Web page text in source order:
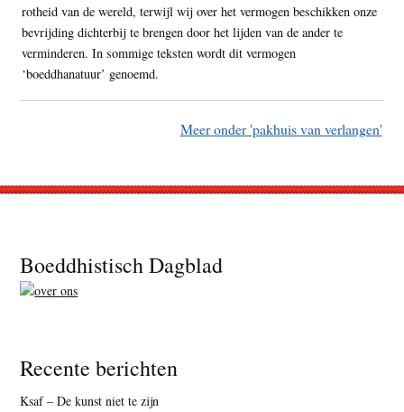
rotheid van de wereld, terwijl wij over het vermogen beschikken onze
bevrijding dichterbij te brengen door het lijden van de ander te
verminderen. In sommige teksten wordt dit vermogen
‘boeddhanatuur’ genoemd.
Meer onder 'pakhuis van verlangen'
Footer
Boeddhistisch Dagblad
Recente berichten
Ksaf – De kunst niet te zijn